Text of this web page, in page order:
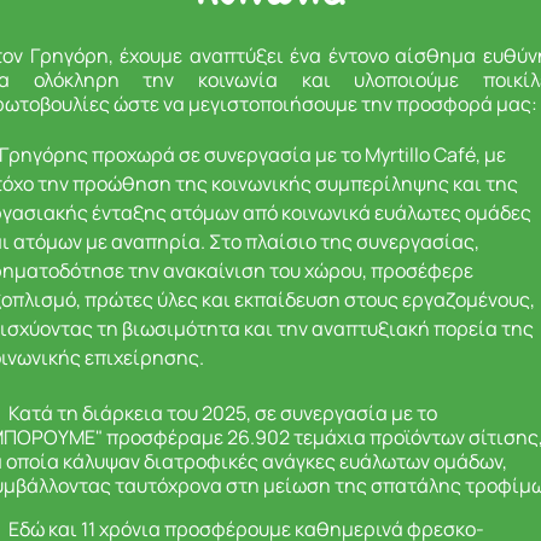
Γρηγόρη, έχουμε αναπτύξει ένα έντονο αίσθημα
ολόκληρη την κοινωνία και υλοποιούμε
ώστε να μεγιστοποιήσουμε την προσφορά μας:
προχωρά σε συνεργασία με το Myrtillo Café, με
την προώθηση της κοινωνικής συμπερίληψης και της
ένταξης ατόμων από κοινωνικά ευάλωτες ομάδες
ατόμων με αναπηρία. Στο πλαίσιο της συνεργασίας,
την ανακαίνιση του χώρου, προσέφερε
πρώτες ύλες και εκπαίδευση στους εργαζομένους,
τη βιωσιμότητα και την αναπτυξιακή πορεία της
επιχείρησης.
Κατά τη διάρκεια του 2025, σε συνεργασία με το
προσφέραμε 26.902 τεμάχια προϊόντων
οποία κάλυψαν διατροφικές ανάγκες ευάλωτων ομάδων,
ταυτόχρονα στη μείωση της σπατάλης
Εδώ και 11 χρόνια προσφέρουμε καθημερινά φρεσκο-